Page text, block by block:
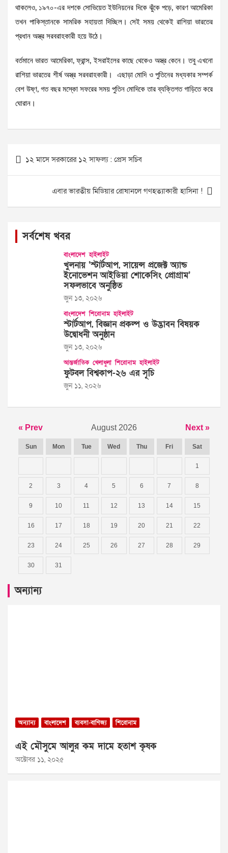
থাকলেও, ১৯৭০-এর দশকে সোভিয়েত ইউনিয়নের দিকে ঝুঁকে পড়ে, কারণ আমেরিকা
তখন পাকিস্তানকে সামরিক সহায়তা দিচ্ছিল। সেই সময় থেকেই রাশিয়া ভারতের
প্রধান অস্ত্র সরবরাহকারী হয়ে উঠে।
বর্তমানে ভারত আমেরিকা, ফ্রান্স, ইসরাইলের কাছে থেকেও অস্ত্র কেনে। তবু এখনো
রাশিয়া ভারতের শীর্ষ অস্ত্র সরবরাহকারী। এছাড়া মোদি ও পুতিনের মধ্যকার সম্পর্ক
বেশ উষ্ণ, গত বছর মস্কো সফরের সময় পুতিন মোদিকে তার ব্যক্তিগত গাড়িতে করে
ঘোরান।
Post
navigation
১২ মাসে সরকারের ১২ সাফল্য : প্রেস সচিব
এবার ভারতীয় মিডিয়ার রোষানলে গণহত্যাকারী হাসিনা !
সর্বশেষ খবর
বাংলাদেশ হাইলাইট
খুলনায় ‘স্টার্টআপ, সায়েন্স প্রজেক্ট অ্যান্ড
ইনোভেশন আইডিয়া শোকেসিং প্রোগ্রাম’
সফলভাবে অনুষ্ঠিত
জুন ১৩, ২০২৬
বাংলাদেশ শিরোনাম হাইলাইট
স্টার্টআপ, বিজ্ঞান প্রকল্প ও উদ্ভাবন বিষয়ক
উদ্বোধনী অনুষ্ঠান
জুন ১৩, ২০২৬
আন্তর্জাতিক খেলাধুলা শিরোনাম হাইলাইট
ফুটবল বিশ্বকাপ-২৬ এর সূচি
জুন ১১, ২০২৬
« Prev August 2026 Next »
Sun Mon Tue Wed Thu Fri Sat
1
2 3 4 5 6 7 8
9 10 11 12 13 14 15
16 17 18 19 20 21 22
23 24 25 26 27 28 29
30 31
অন্যান্য
অন্যান্য বাংলাদেশ ব্যবসা-বাণিজ্য শিরোনাম
এই মৌসুমে আলুর কম দামে হতাশ কৃষক
অক্টোবর ১১, ২০২৫